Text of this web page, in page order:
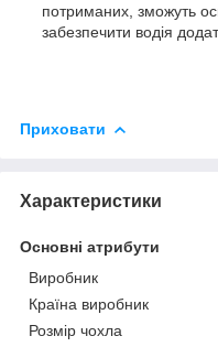
потриманих, зможуть
забезпечити водія
Приховати
Характеристики
Основні атрибути
Виробник
Країна виробник
Розмір чохла